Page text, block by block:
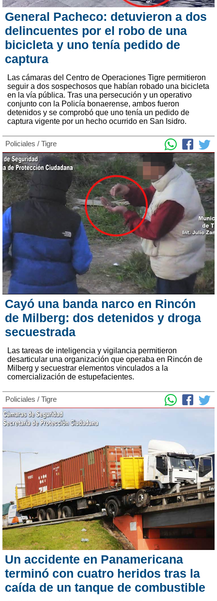
General Pacheco: detuvieron a dos
delincuentes por el robo de una
bicicleta y uno tenía pedido de
captura
Las cámaras del Centro de Operaciones Tigre permitieron
seguir a dos sospechosos que habían robado una bicicleta
en la vía pública. Tras una persecución y un operativo
conjunto con la Policía bonaerense, ambos fueron
detenidos y se comprobó que uno tenía un pedido de
captura vigente por un hecho ocurrido en San Isidro.
Policiales / Tigre
Cayó una banda narco en Rincón
de Milberg: dos detenidos y droga
secuestrada
Las tareas de inteligencia y vigilancia permitieron
desarticular una organización que operaba en Rincón de
Milberg y secuestrar elementos vinculados a la
comercialización de estupefacientes.
Policiales / Tigre
Un accidente en Panamericana
terminó con cuatro heridos tras la
caída de un tanque de combustible